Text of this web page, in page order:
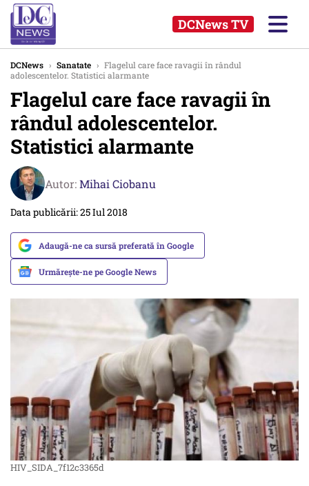
DCNews TV
DCNews › Sanatate › Flagelul care face ravagii în rândul
adolescentelor. Statistici alarmante
Flagelul care face ravagii în
rândul adolescentelor.
Statistici alarmante
Autor:Mihai Ciobanu
Data publicării: 25 Iul 2018
Adaugă-ne ca sursă preferată în Google
Urmărește-ne pe Google News
HIV_SIDA_7f12c3365d